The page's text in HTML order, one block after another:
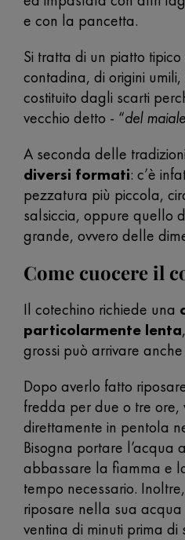
e con la pancetta.
Si tratta di un piatto
contadina, di origini
costituito dagli scarti
vecchio detto - “del
A seconda delle
diversi formati: c’è
pezzatura più piccola,
salsiccia, oppure quello
grande, ovvero delle
Come cuocere il
Il cotechino richiede una
particolarmente lenta
grossi può arrivare
Dopo averlo fatto
fredda per due o tre
direttamente in pentola
Bisogna portare l’acqua
abbassare la fiamma e
tempo necessario.
riposare nella sua
ventina di minuti prima di